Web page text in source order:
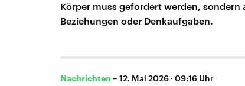
Körper muss gefordert werden, sondern
Beziehungen oder Denkaufgaben.
Nachrichten – 12. Mai 2026 · 09:16 Uhr